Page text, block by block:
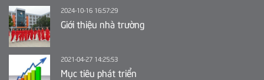
2024-10-16 16:57:29
Giới thiệu nhà trường
2021-04-27 14:25:53
Mục tiêu phát triển